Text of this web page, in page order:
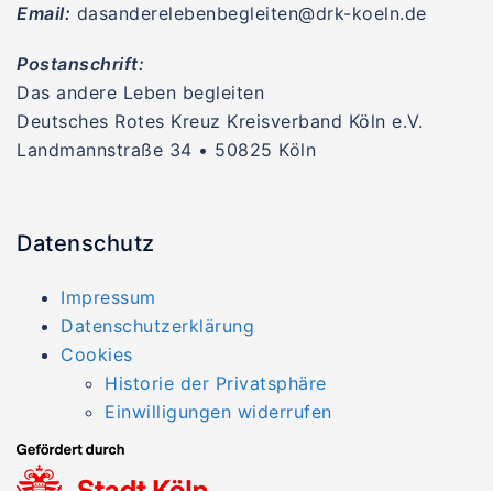
Email: dasanderelebenbegleiten@drk-koeln.de
Postanschrift:
Das andere Leben begleiten
Deutsches Rotes Kreuz Kreisverband Köln e.V.
Landmannstraße 34 • 50825 Köln
Datenschutz
Impressum
Datenschutzerklärung
Cookies
Historie der Privatsphäre
Einwilligungen widerrufen